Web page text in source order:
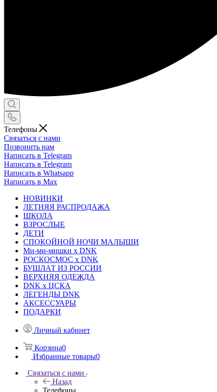
Телефоны
Связаться с нами
Позвонить нам
Написать в Telegram
Написать в Telegram
Написать в Whatsapp
Написать в Max
НОВИНКИ
ЛЕТНЯЯ РАСПРОДАЖА
ШКОЛА
ВЗРОСЛЫЕ
ДЕТИ
СПОКОЙНОЙ НОЧИ МАЛЫШИ
Ми-ми-мишки x DNK
РОСКОСМОС x DNK
БУШЛАТ ИЗ РОССИИ
ВЕРХНЯЯ ОДЕЖДА
DNK x ЦСКА
ЛЕГЕНДЫ DNK
АКСЕССУАРЫ
ПОДАРКИ
Личный кабинет
Корзина0
Избранные товары0
Связаться с нами
Назад
Телефоны